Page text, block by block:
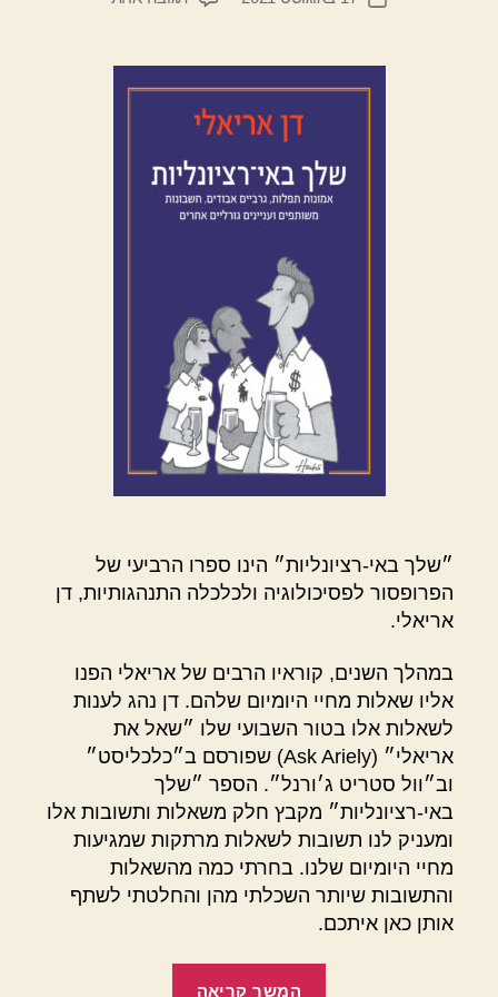
הפוסט
יי
ב
״שלך באי-רציונליות״ הינו ספרו הרביעי של
הפרופסור לפסיכולוגיה ולכלכלה התנהגותיות, דן
אריאלי.
במהלך השנים, קוראיו הרבים של אריאלי הפנו
אליו שאלות מחיי היומיום שלהם. דן נהג לענות
לשאלות אלו בטור השבועי שלו ״שאל את
אריאלי״ (Ask Ariely) שפורסם ב״כלכליסט״
וב״וול סטריט ג׳ורנל״. הספר ״שלך
באי-רציונליות״ מקבץ חלק משאלות ותשובות אלו
ומעניק לנו תשובות לשאלות מרתקות שמגיעות
מחיי היומיום שלנו. בחרתי כמה מהשאלות
והתשובות שיותר השכלתי מהן והחלטתי לשתף
אותן כאן איתכם.
המשך קריאה